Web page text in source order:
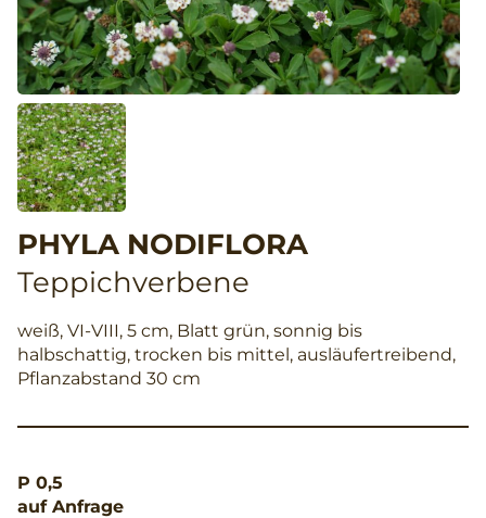
PHYLA NODIFLORA
Teppichverbene
weiß, VI-VIII, 5 cm, Blatt grün, sonnig bis
halbschattig, trocken bis mittel, ausläufertreibend,
Pflanzabstand 30 cm
P 0,5
auf Anfrage